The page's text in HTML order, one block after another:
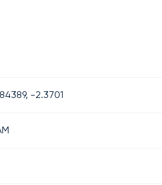
-2.3701